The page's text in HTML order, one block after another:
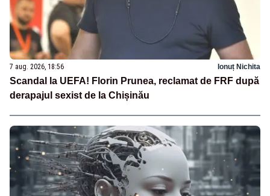
7 aug. 2026, 18:56 Ionuț Nichita
Scandal la UEFA! Florin Prunea, reclamat de FRF după
derapajul sexist de la Chișinău